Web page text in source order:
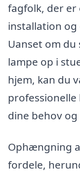
fagfolk, der
installation
Uanset om
lampe op i
hjem, kan du
professionelle
dine behov
Ophængning
fordele,